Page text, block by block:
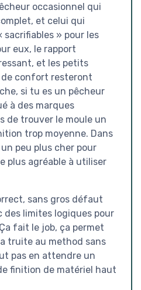
occasionnel qui
et celui qui
» pour les
eux, le rapport
et les petits
confort resteront
si tu es un pêcheur
à des marques
de trouver le moule un
trop moyenne. Dans
peu plus cher pour
plus agréable à utiliser
sans gros défaut
des limites logiques pour
fait le job, ça permet
truite au method sans
pas en attendre un
finition de matériel haut